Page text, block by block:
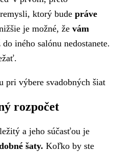
ktorý bude práve
je možné, že vám
do iného salónu nedostanete.
rozpočet
a jeho súčasťou je
šaty. Koľko by ste